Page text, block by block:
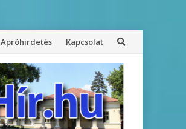
Apróhirdetés Kapcsolat